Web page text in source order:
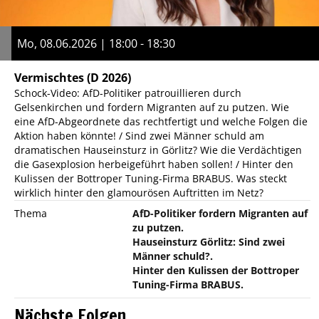
Mo, 08.06.2026 | 18:00 - 18:30
Vermischtes(D 2026)
Schock-Video: AfD-Politiker patrouillieren durch
Gelsenkirchen und fordern Migranten auf zu putzen. Wie
eine AfD-Abgeordnete das rechtfertigt und welche Folgen die
Aktion haben könnte! / Sind zwei Männer schuld am
dramatischen Hauseinsturz in Görlitz? Wie die Verdächtigen
die Gasexplosion herbeigeführt haben sollen! / Hinter den
Kulissen der Bottroper Tuning-Firma BRABUS. Was steckt
wirklich hinter den glamourösen Auftritten im Netz?
Thema
AfD-Politiker fordern Migranten auf
zu putzen.
Hauseinsturz Görlitz: Sind zwei
Männer schuld?.
Hinter den Kulissen der Bottroper
Tuning-Firma BRABUS.